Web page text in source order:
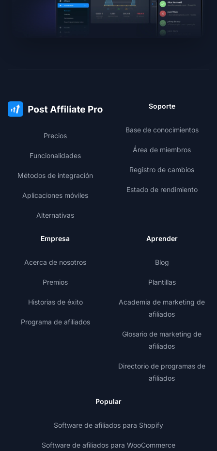
Precios
Funcionalidades
Métodos de integración
Aplicaciones móviles
Alternativas
Soporte
Base de conocimientos
Área de miembros
Registro de cambios
Estado de rendimiento
Empresa
Acerca de nosotros
Premios
Historias de éxito
Programa de afiliados
Aprender
Blog
Plantillas
Academia de marketing de
afiliados
Glosario de marketing de
afiliados
Directorio de programas de
afiliados
Popular
Software de afiliados para Shopify
Software de afiliados para WooCommerce